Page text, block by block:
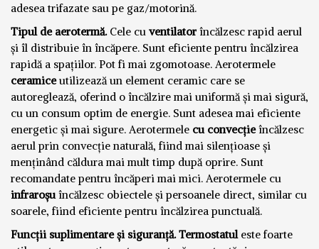
adesea trifazate sau pe gaz/motorină.
Tipul de aerotermă.Cele cu ventilator încălzesc rapid aerul
și îl distribuie în încăpere. Sunt eficiente pentru încălzirea
rapidă a spațiilor. Pot fi mai zgomotoase. Aerotermele
ceramiceutilizează un element ceramic care se
autoreglează, oferind o încălzire mai uniformă și mai sigură,
cu un consum optim de energie. Sunt adesea mai eficiente
energetic și mai sigure. Aerotermele cu convecțieîncălzesc
aerul prin convecție naturală, fiind mai silențioase și
menținând căldura mai mult timp după oprire. Sunt
recomandate pentru încăperi mai mici. Aerotermele cu
infraroșuîncălzesc obiectele și persoanele direct, similar cu
soarele, fiind eficiente pentru încălzirea punctuală.
Funcții suplimentare și siguranță. Termostatuleste foarte